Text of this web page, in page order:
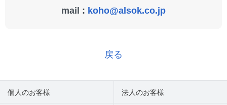
mail : koho@alsok.co.jp
戻る
個人のお客様 法人のお客様